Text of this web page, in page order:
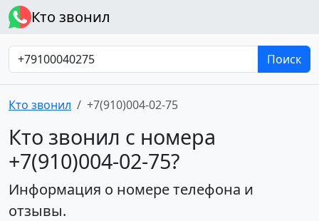
Кто звонил
Поиск
Кто звонил +7(910)004-02-75
Кто звонил с номера
+7(910)004-02-75?
Информация о номере телефона и
отзывы.